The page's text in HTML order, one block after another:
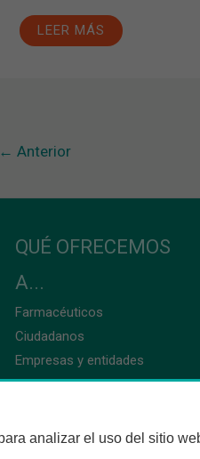
LEER MÁS
← Anterior
QUÉ OFRECEMOS
A...
Farmacéuticos
Ciudadanos
Empresas y entidades
analizar el uso del sitio